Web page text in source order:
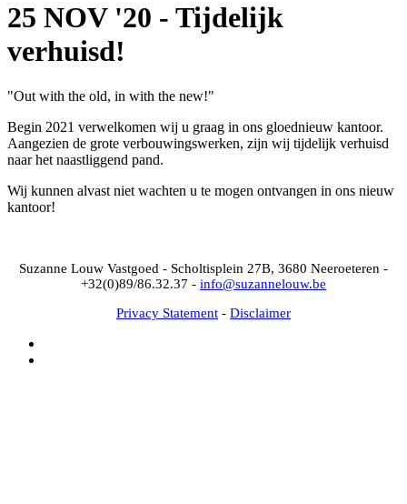
25 NOV '20 - Tijdelijk
verhuisd!
"Out with the old, in with the new!"
Begin 2021 verwelkomen wij u graag in ons gloednieuw kantoor.
Aangezien de grote verbouwingswerken, zijn wij tijdelijk verhuisd
naar het naastliggend pand.
Wij kunnen alvast niet wachten u te mogen ontvangen in ons nieuw
kantoor!
Suzanne Louw Vastgoed - Scholtisplein 27B, 3680 Neeroeteren -
+32(0)89/86.32.37 - info@suzannelouw.be
Privacy Statement - Disclaimer